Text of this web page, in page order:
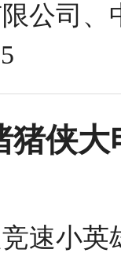
公司
猪侠
竞速小